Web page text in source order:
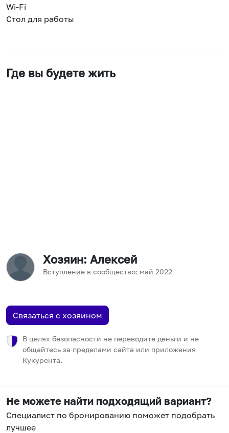
Wi-Fi
Стол для работы
Где вы будете жить
Хозяин: Алексей
Вступление в сообщество: май 2022
Связаться с хозяином
В целях безопасности не переводите деньги и не
общайтесь за пределами сайта или приложения
Кукурента.
Не можете найти подходящий вариант?
Специалист по бронированию поможет подобрать
лучшее